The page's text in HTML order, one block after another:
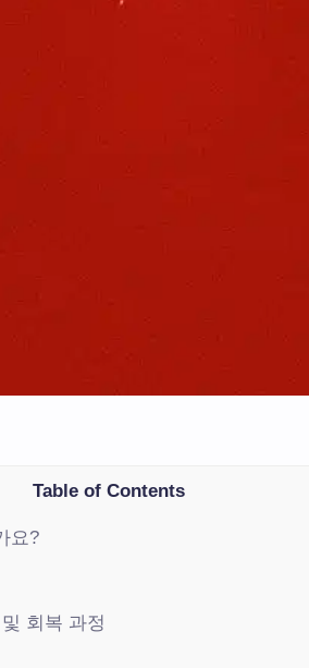
Table of Contents
요?
회복 과정